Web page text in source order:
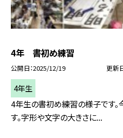
4年 書初め練習
公開日 2025/12/19 更新
4年生
4年生の書初め練習の様子です。
す。字形や文字の大きさに...